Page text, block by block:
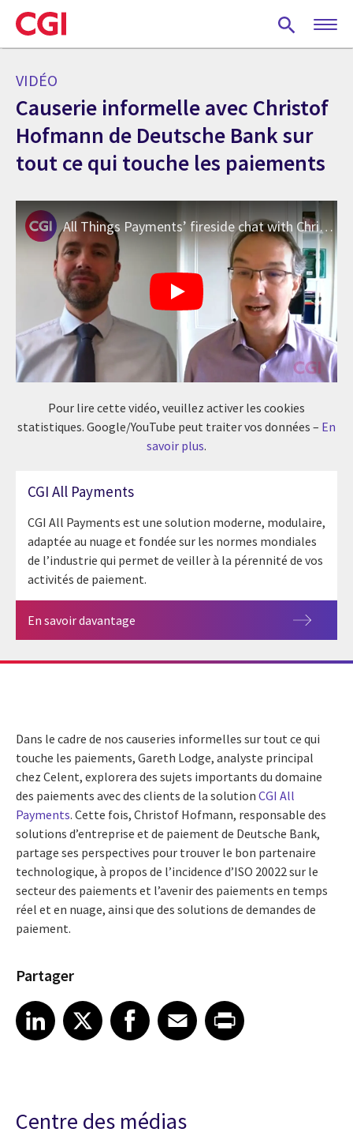
Skip
to
main
VIDÉO
Causerie informelle avec Christof
Hofmann de Deutsche Bank sur
tout ce qui touche les paiements
All Things Payments’ fireside chat with Christof Hofmann, Deutsche Bank
Pour lire cette vidéo, veuillez activer les cookies
statistiques. Google/YouTube peut traiter vos données – En
savoir plus.
CGI All Payments
CGI All Payments est une solution moderne, modulaire,
adaptée au nuage et fondée sur les normes mondiales
de l’industrie qui permet de veiller à la pérennité de vos
activités de paiement.
En savoir davantage
Dans le cadre de nos causeries informelles sur tout ce qui
touche les paiements, Gareth Lodge, analyste principal
chez Celent, explorera des sujets importants du domaine
des paiements avec des clients de la solution CGI All
Payments. Cette fois, Christof Hofmann, responsable des
solutions d’entreprise et de paiement de Deutsche Bank,
partage ses perspectives pour trouver le bon partenaire
technologique, à propos de l’incidence d’ISO 20022 sur le
secteur des paiements et l’avenir des paiements en temps
réel et en nuage, ainsi que des solutions de demandes de
paiement.
Partager
Share article on LinkedIn
LinkedIn
Share article on XShare article on Facebook
Facebook
Share article on Email
EmailShare article on Print
Centre des médias